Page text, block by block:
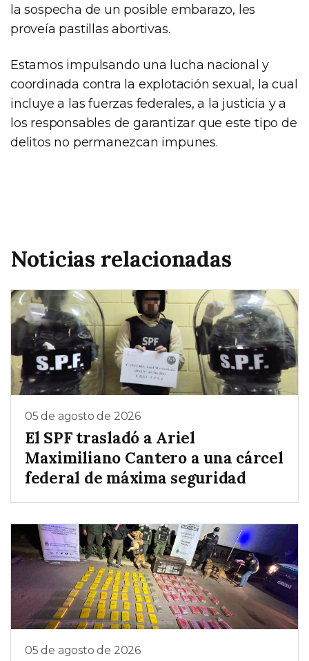
la sospecha de un posible embarazo, les
proveía pastillas abortivas.
Estamos impulsando una lucha nacional y
coordinada contra la explotación sexual, la cual
incluye a las fuerzas federales, a la justicia y a
los responsables de garantizar que este tipo de
delitos no permanezcan impunes.
Noticias relacionadas
05 de agosto de 2026
El SPF trasladó a Ariel
Maximiliano Cantero a una cárcel
federal de máxima seguridad
05 de agosto de 2026